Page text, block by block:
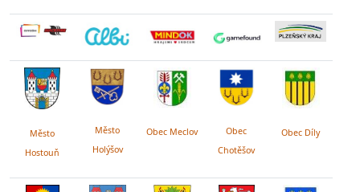
Město
Hostouň
Město
Holýšov
Obec Meclov
Obec
Chotěšov
Obec Díly